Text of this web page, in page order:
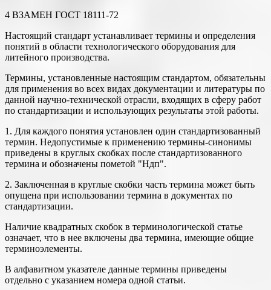
4 ВЗАМЕН ГОСТ 18111-72
Настоящий стандарт устанавливает термины и определения
понятий в области технологического оборудования для
литейного производства.
Термины, установленные настоящим стандартом, обязательны
для применения во всех видах документации и литературы по
данной научно-технической отрасли, входящих в сферу работ
по стандартизации и использующих результаты этой работы.
1. Для каждого понятия установлен один стандартизованный
термин. Недопустимые к применению термины-синонимы
приведены в круглых скобках после стандартизованного
термина и обозначены пометой "Ндп".
2. Заключенная в круглые скобки часть термина может быть
опущена при использовании термина в документах по
стандартизации.
Наличие квадратных скобок в терминологической статье
означает, что в нее включены два термина, имеющие общие
терминоэлементы.
В алфавитном указателе данные термины приведены
отдельно с указанием номера одной статьи.